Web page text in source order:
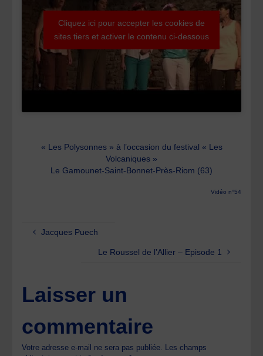
Cliquez ici pour accepter les cookies de
sites tiers et activer le contenu ci-dessous
« Les Polysonnes » à l’occasion du festival « Les
Volcaniques »
Le Gamounet-Saint-Bonnet-Près-Riom (63)
Vidéo n°54
Jacques Puech
Le Roussel de l’Allier – Episode 1
Laisser un
commentaire
Votre adresse e-mail ne sera pas publiée. Les champs